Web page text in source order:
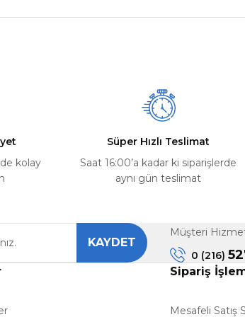
Gönder
kolay
Süper Hızlı Teslimat
Saat 16:00’a kadar ki siparişlerde
aynı gün teslimat
KAYDET
Müşteri
0 (216)
Sipariş
Mesafeli Satış